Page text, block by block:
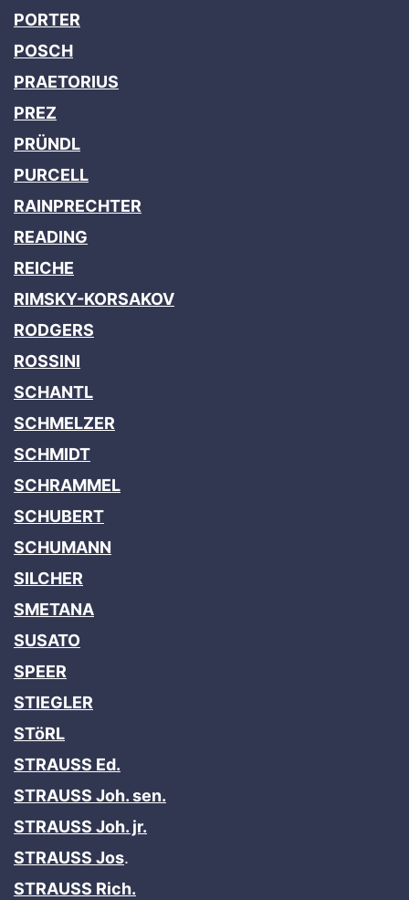
PORTER
POSCH
PRAETORIUS
PREZ
PRÜNDL
PURCELL
RAINPRECHTER
READING
REICHE
RIMSKY-KORSAKOV
RODGERS
ROSSINI
SCHANTL
SCHMELZER
SCHMIDT
SCHRAMMEL
SCHUBERT
SCHUMANN
SILCHER
SMETANA
SUSATO
SPEER
STIEGLER
STöRL
STRAUSS Ed.
STRAUSS Joh. sen.
STRAUSS Joh. jr.
STRAUSS Jos.
STRAUSS Rich.